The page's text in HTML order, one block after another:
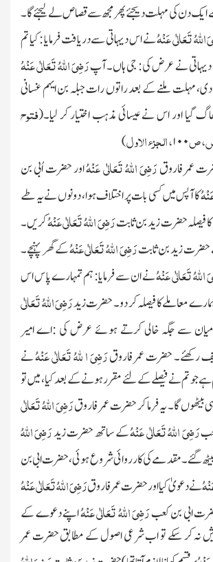
ایک دن کی مہلت دیجئے پھر مجھ سے قصاص لے لیجئے گا۔
تَعَالٰی عَنْہُنے اس دیہاتی سے دریافت فرمایا :کیا تم
نے عرض کی: جی ہاں۔ آپرَضِیَ اللہُ تَعَالٰی عَنْہُ
ملنے کے بعد راتوں رات جبلہ بن ایہم غسانی
گیا اور اس نے عیسائی مذہب اختیار کر لیا۔(فتوح
ص۱۰۰، الجزء الاول)
عمر فاروقرَضِیَ اللہُ تَعَالٰی عَنْہُاور حضرت اُبی بن
کا آپس میں کسی بات پر اختلاف ہوا، دونوں نے یہ طے
فیصلہ حضرت زید بن ثابترَضِیَ اللہُ تَعَالٰی عَنْہُکریں۔
زید بن ثابترَضِیَ اللہُ تَعَالٰی عَنْہُکے گھر پہنچے۔
تَعَالٰی عَنْہُنے ان سے فرمایا: ہم تمہارے پا س اس
معاملے کا فیصلہ کر دو۔ حضرت زیدرَضِیَ اللہُ تَعَالٰی
سے جگہ خالی کرتے ہوئے عرض کی :اے امیر
رکھئے۔ حضرت عمر فاروقرَضِیَ ا للہُ تَعَالٰی عَنْہُنے
ہے جو تم نے فیصلے کے لئے مقرر ہونے کے بعد کیا، میں تو
گا۔ یہ فرما کر حضرت عمر فاروقرَضِیَ اللہُ تَعَالٰی
رَضِیَ اللہُ تَعَالٰی عَنْہُکے ساتھ حضرت زیدرَضِیَ اللہُ
گئے۔ مقدمے کی کارروائی شروع ہوئی، حضرت ابی بن
نے دعویٰ کیا اور حضرت عمر فاروقرَضِیَ اللہُ تَعَالٰی عَنْہُ
ابی بن کعبرَضِیَ اللہُ تَعَالٰی عَنْہُاپنے دعوے کے
نہ کر سکے تو اب شرعی اصولکے مطابق حضرت عمر